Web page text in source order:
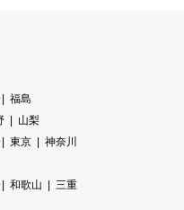
福島
山梨
東京
神奈川
和歌山
三重